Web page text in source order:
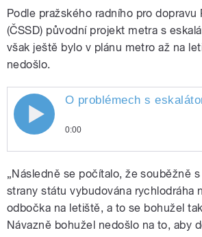
Podle pražského radního pro dopravu
(ČSSD) původní projekt metra s
však ještě bylo v plánu metro až na
nedošlo.
O problémech s
0:00
parkovacími místy u nových
metra mluvil pražský radní
dopravu Petr Dolínek
„Následně se počítalo, že souběžně
strany státu vybudována rychlodráha
odbočka na letiště, a to se bohužel
Návazně bohužel nedošlo na to, aby